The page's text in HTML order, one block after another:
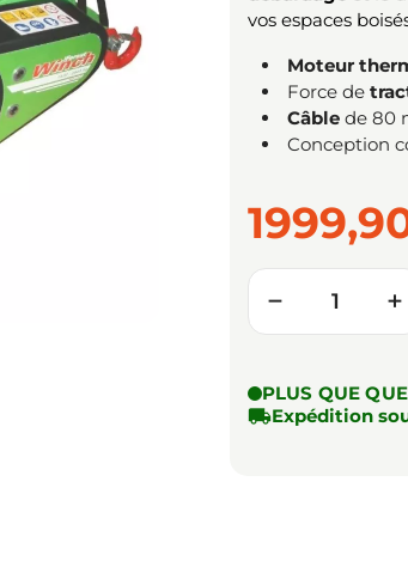
vos espaces
Moteur
Force de
Câble de 80
Conception
Quantité
− +
PLUS QUE
Expédition